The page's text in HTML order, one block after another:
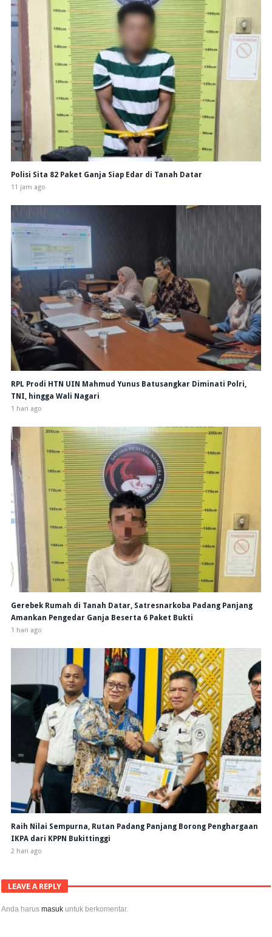
Polisi Sita 82 Paket Ganja Siap Edar di Tanah Datar
11 jam ago
RPL Prodi HTN UIN Mahmud Yunus Batusangkar Diminati Polri,
TNI, hingga Wali Nagari
1 hari ago
Gerebek Rumah di Tanah Datar, Satresnarkoba Padang Panjang
Amankan Pengedar Ganja Beserta 6 Paket Bukti
1 hari ago
Raih Nilai Sempurna, Rutan Padang Panjang Borong Penghargaan
IKPA dari KPPN Bukittinggi
2 hari ago
LEAVE A REPLY
Anda harusmasuk untuk berkomentar.